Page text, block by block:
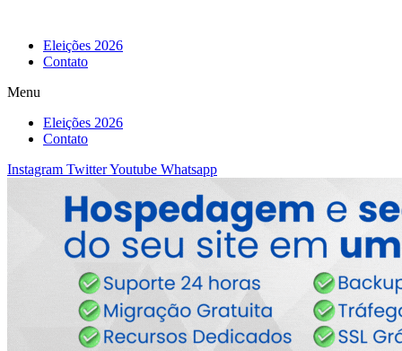
Eleições 2026
Contato
Menu
Eleições 2026
Contato
Instagram TwitterYoutube Whatsapp